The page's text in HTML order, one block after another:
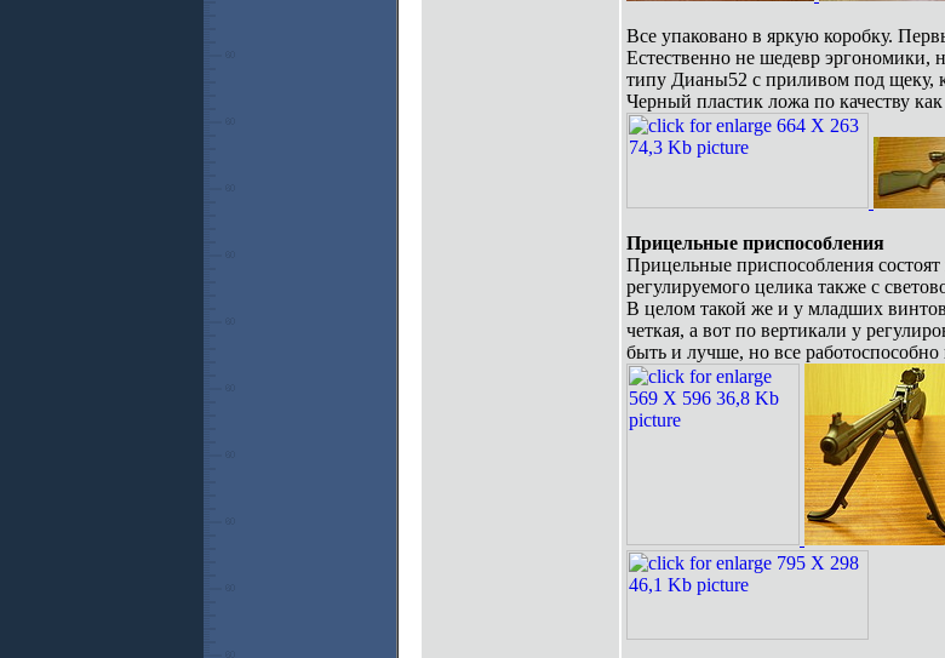
Все упаковано в яркую коробку.
Естественно не шедевр эргономики,
типу Дианы52 с приливом под щеку,
Черный пластик ложа по качеству
Прицельные приспособления
Прицельные приспособления
регулируемого целика также с
В целом такой же и у младших
четкая, а вот по вертикали у
быть и лучше, но все работоспособно